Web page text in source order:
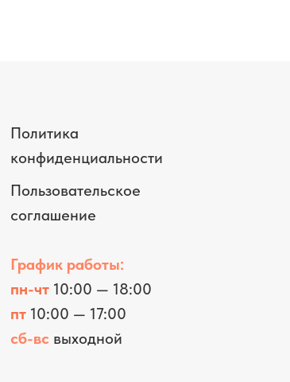
Политика
конфиденциальности
Пользовательское
соглашение
График работы:
пн-чт 10:00 — 18:00
пт 10:00 — 17:00
сб-вс выходной